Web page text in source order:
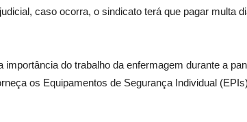
caso ocorra, o sindicato terá que pagar multa
importância do trabalho da enfermagem durante a
os Equipamentos de Segurança Individual